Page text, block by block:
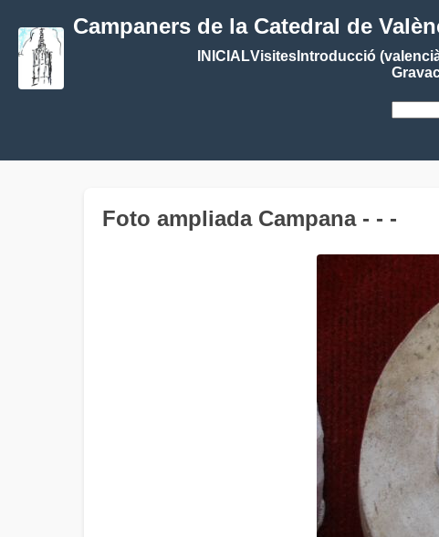
Campaners de la Catedral de
INICIALVisitesIntroducció
Foto ampliada Campana - - -